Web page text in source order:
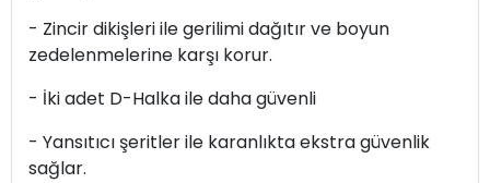
- Zincir dikişleri ile gerilimi dağıtır ve boyun
zedelenmelerine karşı korur.
- İki adet D-Halka ile daha güvenli
- Yansıtıcı şeritler ile karanlıkta ekstra güvenlik
sağlar.